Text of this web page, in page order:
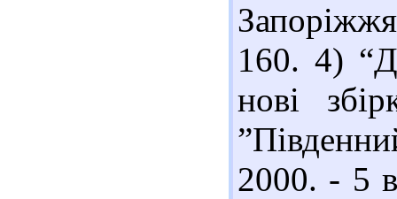
160. 4)
нові
2000. - 5